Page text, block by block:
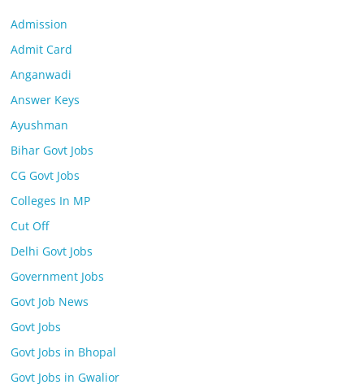
Admission
Admit Card
Anganwadi
Answer Keys
Ayushman
Bihar Govt Jobs
CG Govt Jobs
Colleges In MP
Cut Off
Delhi Govt Jobs
Government Jobs
Govt Job News
Govt Jobs
Govt Jobs in Bhopal
Govt Jobs in Gwalior